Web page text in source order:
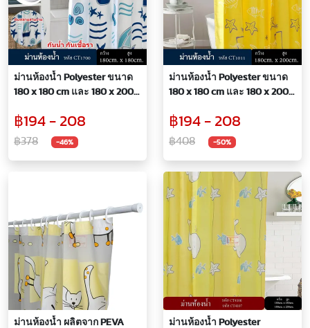
ม่านห้องน้ำ Polyester ขนาด
180 x 180 cm และ 180 x 200
฿194 - 208
฿378 -46%
ม่านห้องน้ำ Polyester ขนาด
180 x 180 cm และ 180 x 200
฿194 - 208
฿408 -50%
ม่านห้องน้ำ ผลิตจาก PEVA
ม่านห้องน้ำ Polyester